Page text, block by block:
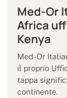
Med-Or
Africa
Kenya
Med-Or
il proprio
tappa
continente.